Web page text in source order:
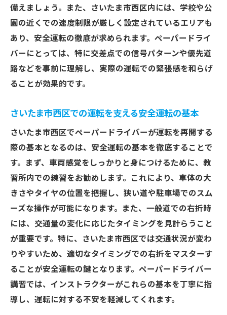
備えましょう。また、さいたま市西区内には、学校や公
園の近くでの速度制限が厳しく設定されているエリアも
あり、安全運転の徹底が求められます。ペーパードライ
バーにとっては、特に交差点での信号パターンや優先道
路などを事前に理解し、実際の運転での緊張感を和らげ
ることが効果的です。
さいたま市西区での運転を支える安全運転の基本
さいたま市西区でペーパードライバーが運転を再開する
際の基本となるのは、安全運転の基本を徹底することで
す。まず、車両感覚をしっかりと身につけるために、教
習所内での練習をお勧めします。これにより、車体の大
きさやタイヤの位置を把握し、狭い道や駐車場でのスム
ーズな操作が可能になります。また、一般道での右折時
には、交通量の変化に応じたタイミングを見計らうこと
が重要です。特に、さいたま市西区では交通状況が変わ
りやすいため、適切なタイミングでの右折をマスターす
ることが安全運転の鍵となります。ペーパードライバー
講習では、インストラクターがこれらの基本を丁寧に指
導し、運転に対する不安を軽減してくれます。